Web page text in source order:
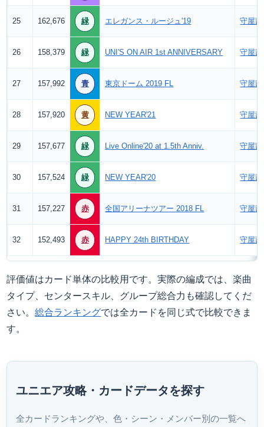
25 162,676 緑 エレガンス・ルージュ'19 守屋茜
26 158,379 緑 UNI'S ON AIR 1st ANNIVERSARY 守屋茜
27 157,992 青 東京ドーム 2019 FL 守屋茜
28 157,920 黄 NEW YEAR'21 守屋茜
29 157,677 緑 Live Online'20 at 1.5th Anniv. 守屋茜
30 157,524 緑 NEW YEAR'20 守屋茜
31 157,227 赤 全国アリーナツアー 2018 FL 守屋茜
32 152,493 赤 HAPPY 24th BIRTHDAY 守屋茜
評価値はカード単体の比較用です。実際の編成では、楽曲
タイプ、センタースキル、グループ総合力も確認してくだ
さい。総合ランキングでは全カードを同じ式で比較できま
す。
ユニエア攻略・カードデータを探す
全カードランキングや、色・シーン・メンバー別の一覧へ